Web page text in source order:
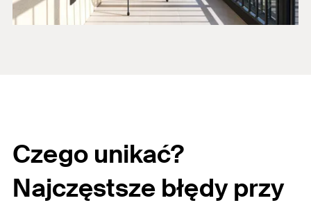
Czego unikać?
Najczęstsze błędy przy